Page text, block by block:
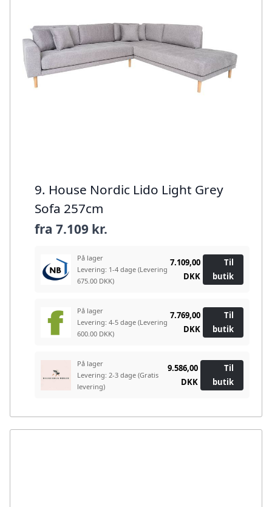
9. House Nordic Lido Light Grey
Sofa 257cm
fra 7.109 kr.
På lager
Levering: 1-4 dage (Levering
675.00 DKK)
7.109,00
DKK
Til
butik
På lager
Levering: 4-5 dage (Levering
600.00 DKK)
7.769,00
DKK
Til
butik
På lager
Levering: 2-3 dage (Gratis
levering)
9.586,00
DKK
Til
butik